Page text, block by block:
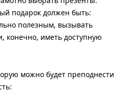
подарок должен быть:
полезным, вызывать
конечно, иметь доступную
можно будет преподнести